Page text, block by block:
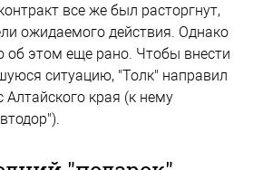
все же был расторгнут,
ожидаемого действия. Однако
об этом еще рано. Чтобы внести
ситуацию, "Толк" направил
края (к нему